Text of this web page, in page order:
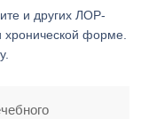
и других ЛОР-
хронической форме.